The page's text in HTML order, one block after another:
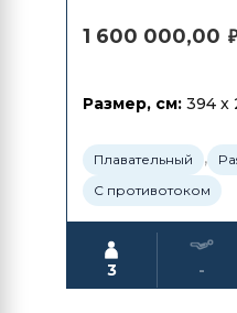
1 600 000,00 ₽
Размер, см: 394 x
Плавательный ,
С противотоком
3 -